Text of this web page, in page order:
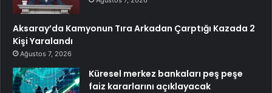
Aksaray’da Kamyonun Tıra Arkadan Çarptığı Kazada 2
Kişi Yaralandı
Ağustos 7, 2026
Küresel merkez bankaları peş peşe
faiz kararlarını açıklayacak